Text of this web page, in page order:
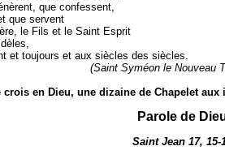
que confessent,
que servent
le Fils et le Saint Esprit
et toujours et aux siècles des siècles.
(Saint Syméon le Nouveau
crois en Dieu, une dizaine de Chapelet
Parole de
Saint Jean 17, 15-